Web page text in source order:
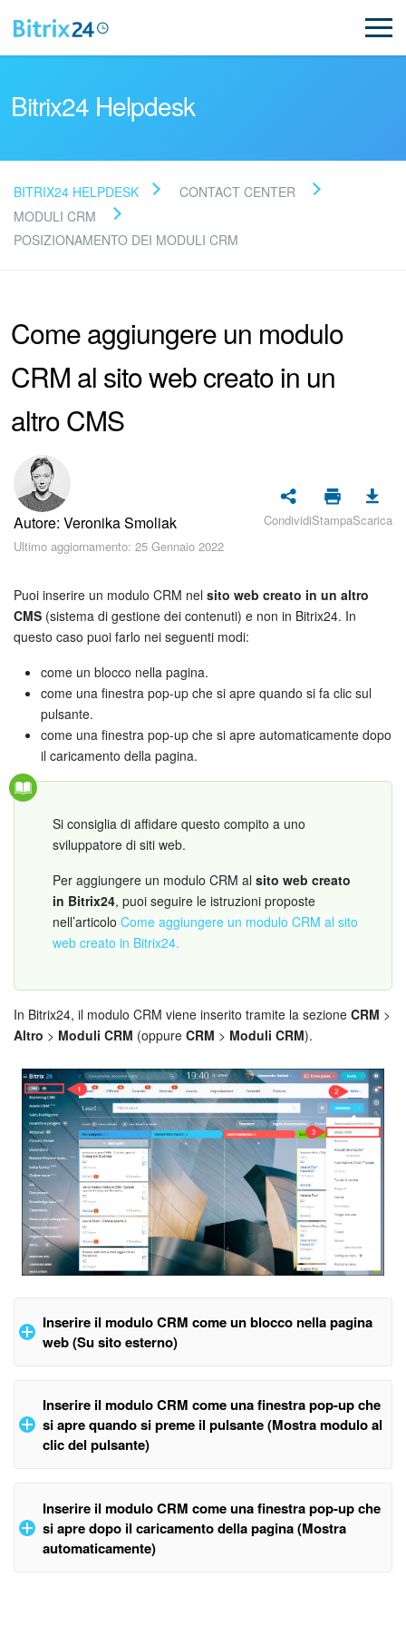
Leggi le domande frequenti
Supporto Bitrix24
Registrazione e accesso
Piani e pagamento
Come iniziare?
CoPilot: IA in Bitrix24
Feed
Messenger
Collab
Calendario
Webmail
Gruppi di lavoro
Incarichi e progetti
Progetti IA
CRM
Prenotazione online
Contact Center
Sales Center
Analisi CRM
Generatore BI
Bitrix24 Market
Siti e store
Online store
Knowledge base
Firma elettronica
Firma elettronica per HR
Automazione
Bitrix24 Helpdesk
BITRIX24 HELPDESK
CONTACT CENTER
MODULI CRM
POSIZIONAMENTO DEI MODULI CRM
Come aggiungere un modulo
CRM al sito web creato in un
altro CMS
Autore: Veronika Smoliak
Ultimo aggiornamento: 25 Gennaio 2022
CondividiStampaScarica
Puoi inserire un modulo CRM nel sito web creato in un altro
CMS (sistema di gestione dei contenuti) e non in Bitrix24. In
questo caso puoi farlo nei seguenti modi:
come un blocco nella pagina.
come una finestra pop-up che si apre quando si fa clic sul
pulsante.
come una finestra pop-up che si apre automaticamente dopo
il caricamento della pagina.
Si consiglia di affidare questo compito a uno
sviluppatore di siti web.
Per aggiungere un modulo CRM al sito web creato
in Bitrix24, puoi seguire le istruzioni proposte
nell’articolo Come aggiungere un modulo CRM al sito
web creato in Bitrix24.
In Bitrix24, il modulo CRM viene inserito tramite la sezione CRM >
Altro > Moduli CRM (oppure CRM > Moduli CRM).
Inserire il modulo CRM come un blocco nella pagina
web (Su sito esterno)
Seleziona il modulo che vuoi aggiungere al sito web. Fai clic
su Modifica. SelezionaHosting moduli>Su sito esterno.
Inserire il modulo CRM come una finestra pop-up che
si apre quando si preme il pulsante (Mostra modulo al
clic del pulsante)
Accedi alle impostazioni del modulo CRM che vuoi inserire nel
sito. Vai nella sezioneHosting moduli>Mostra modulo al
clic del pulsante.
Inserire il modulo CRM come una finestra pop-up che
si apre dopo il caricamento della pagina (Mostra
automaticamente)